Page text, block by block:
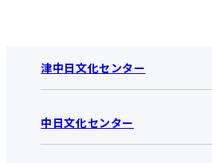
津中日文化センター
津中日文化センターHOME
お知らせ
中日文化センター